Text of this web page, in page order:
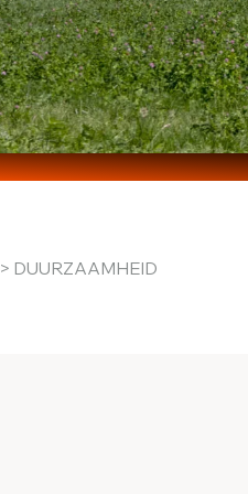
> DUURZAAMHEID